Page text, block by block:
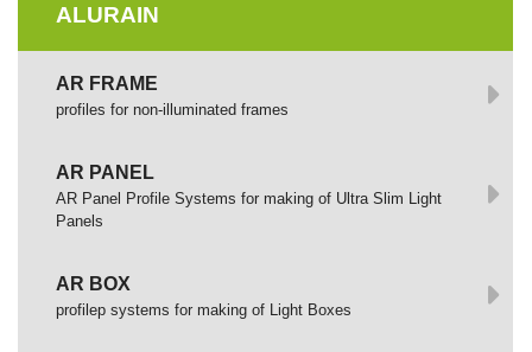
ALURAIN
AR FRAME
profiles for non-illuminated frames
AR PANEL
AR Panel Profile Systems for making of Ultra Slim Light
Panels
AR BOX
profilep systems for making of Light Boxes